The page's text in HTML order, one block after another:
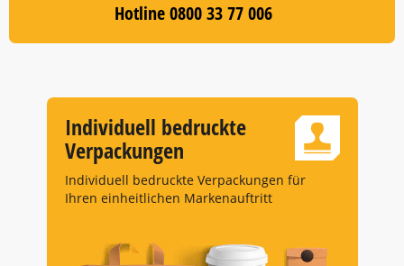
Hotline 0800 33 77 006
Individuell bedruckte
Verpackungen
Individuell bedruckte Verpackungen für
Ihren einheitlichen Markenauftritt